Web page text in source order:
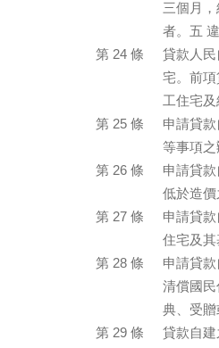
三個月
者。五
第 24 條
貸款人
宅。前
工住宅
第 25 條
申請貸
等事項
第 26 條
申請貸
低於造
第 27 條
申請貸
住宅及
第 28 條
申請貸
清償國
典、受
第 29 條
貸款自